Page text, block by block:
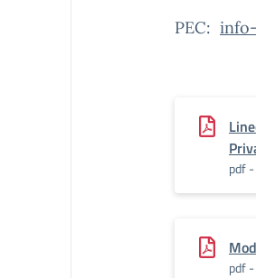
PEC:
pdf
pdf